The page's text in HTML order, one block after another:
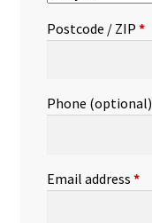
Postcode / ZIP *
Phone (optional)
Email address *